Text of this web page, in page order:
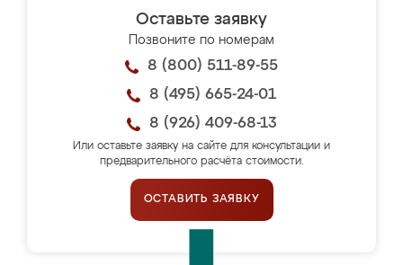
Оставьте заявку
Позвоните по номерам
8 (800) 511-89-55
8 (495) 665-24-01
8 (926) 409-68-13
Или оставьте заявку на сайте для консультации и
предварительного расчёта стоимости.
ОСТАВИТЬ ЗАЯВКУ